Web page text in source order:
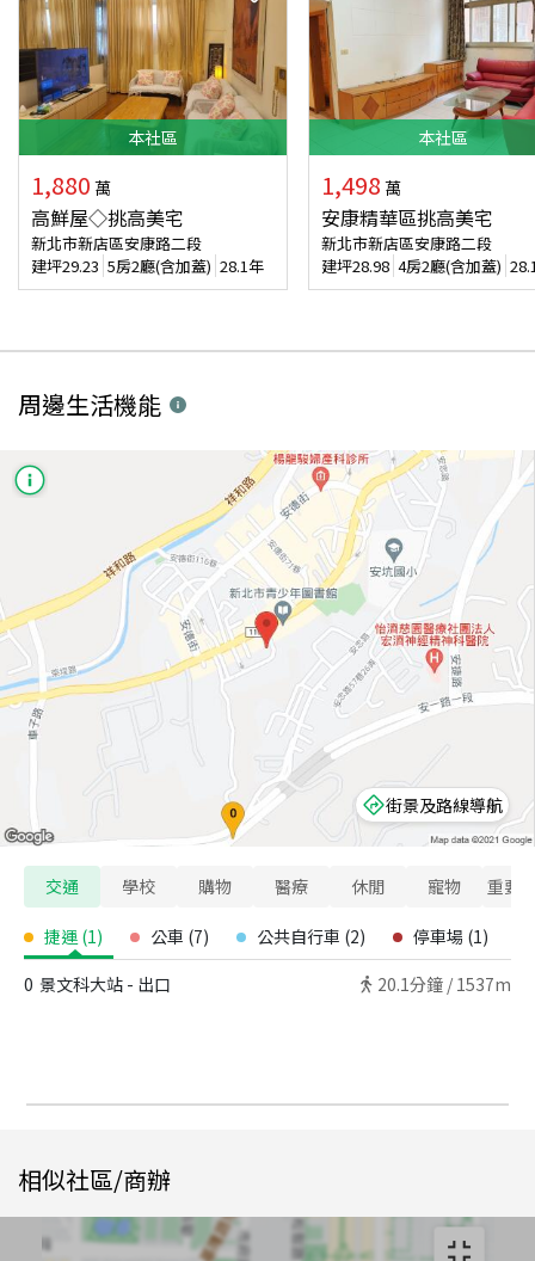
本社區
1,880 萬
高鮮屋◇挑高美宅
新北市新店區安康路二段
建坪29.23 5房2廳(含加蓋) 28.1年
本社區
1,498 萬
安康精華區挑高美宅
新北市新店區安康路二段
建坪28.98 4房2廳(含加蓋)
周邊生活機能
街景及路線導航
交通 學校 購物 醫療 休閒 寵物 重要
捷運 (1) 公車 (7) 公共自行車 (2) 停車場 (1)
0 景文科大站 - 出口 20.1分鐘 / 1537m
相似社區/商辦